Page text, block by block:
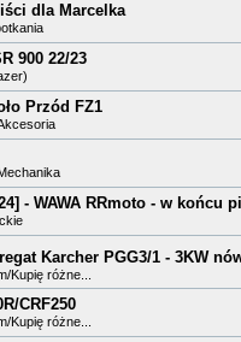
dla Marcelka
900 22/23
Przód FZ1
- WAWA RRmoto - w końcu
Karcher PGG3/1 - 3KW
Kupię różne...
CRF250
Kupię różne...